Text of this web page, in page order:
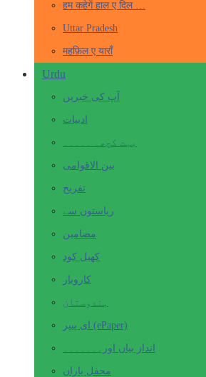
हम कहेगें हाल ए दिल …
Uttar Pradesh
महफ़िल ए याराँ
Urdu
آپ کی خبریں
ادبیات
بہت کچھ۔ ۔۔۔۔۔
بین الاقوامی
تفریح
ریاستوں سے
مضامین
کھیل کود
کاروبار
ہندوستان
ای پیپر (ePaper)
انداز بیاں اور۔۔۔۔۔۔۔
محفل یاراں